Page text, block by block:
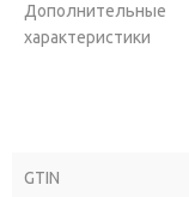
Дополнительные
характеристики
GTIN